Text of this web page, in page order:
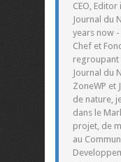
CEO,
Journal du
years now -
Chef et
regroupant
Journal du
ZoneWP et
de nature,
dans le
projet, de
au